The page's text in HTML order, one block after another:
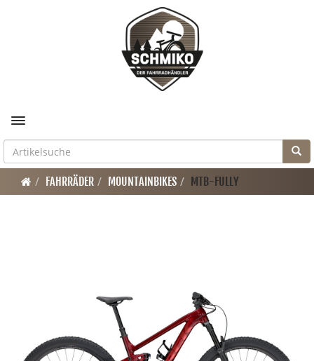
Toggle navigation
FAHRRÄDER MOUNTAINBIKES MTB-FULLY